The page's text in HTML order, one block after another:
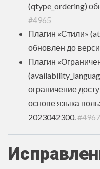
(qtype_ordering)
#4965
Плагин «Стили»
обновлен до
Плагин
ограничение
основе языка
2023042300. #4967